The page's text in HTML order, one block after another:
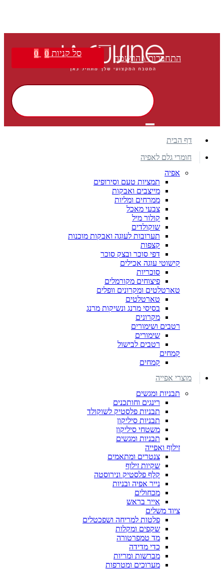
התחברות \ הרשמה סל קניות 0
0
דף הבית
חומרי גלם לאפיה
אפיה
תמציות טעם וסירופים
מייצבים ואבקות
ממרחים ומליות
צבעי מאכל
קולור מיל
שוקולדים
תערובות לעוגה ואבקות מוכנות
קצפות
דפי סוכר ובצק סוכר
קישוטי עוגה אכילים
סוכריות
פיצוחים מקורמלים
טארטלטים ומקרונים וופלים
טארטלטים
בסיסי מרנג ונשיקות מרנג
מקרונים
רטבים ושימורים
שימורים
רטבים לבישול
קמחים
קמחים
מוצרי אפייה
תבניות ומגשים
רינגים וחותכנים
תבניות פלסטיק לשוקולד
תבניות סיליקון
משטחי סיליקון
תבניות ומגשים
זילוף ואפייה
צנטרים ומתאמים
שקיות זילוף
קלף פלסטיק ונירוסטה
נייר אפיה ובניות
מכחולים
אייר בראש
ציוד משלים
פלטות למריחה ושפכטלים
שקפים ומקלות
מד טמפרטורה
כדי מדידה
מברשות ומריות
מערוכים ומטרפות